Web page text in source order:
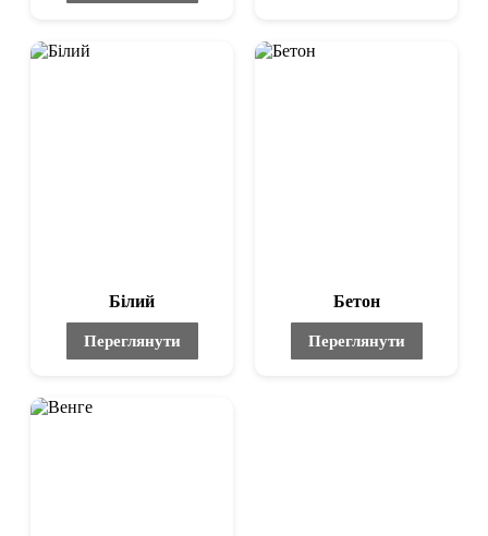
Білий
Переглянути
Бетон
Переглянути